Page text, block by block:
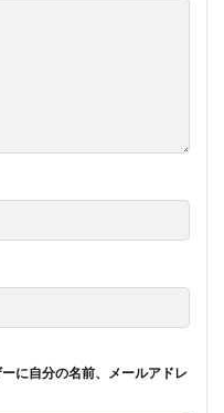
に自分の名前、メールアドレ